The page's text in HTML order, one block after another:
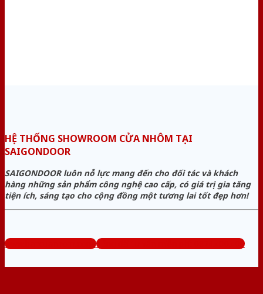
HỆ THỐNG SHOWROOM CỬA NHÔM TẠI
SAIGONDOOR
SAIGONDOOR luôn nỗ lực mang đến cho đối tác và khách
hàng những sản phẩm công nghệ cao cấp, có giá trị gia tăng
tiện ích, sáng tạo cho cộng đồng một tương lai tốt đẹp hơn!
www.bancuanhom.com Tổng đài tư vấn miễn phí: 0824.400.400